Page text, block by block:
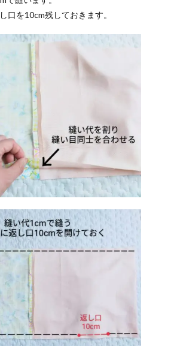
口を10cm残しておきます。